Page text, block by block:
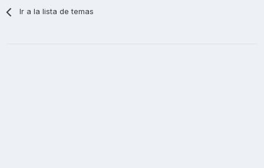
Ir a la lista de temas